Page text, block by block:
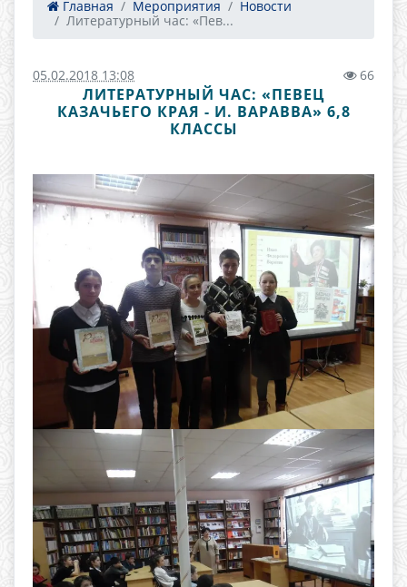
Главная Мероприятия
Новости
Литературный час: «Пев...
05.02.2018 13:08 66
ЛИТЕРАТУРНЫЙ ЧАС: «ПЕВЕЦ
КАЗАЧЬЕГО КРАЯ - И. ВАРАВВА» 6,8
КЛАССЫ